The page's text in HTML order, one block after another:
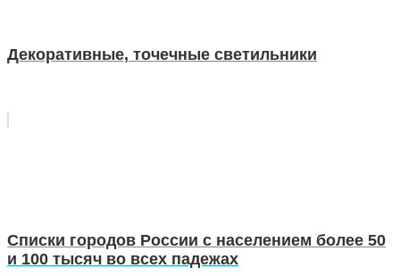
Декоративные, точечные светильники
Списки городов России с населением более 50
и 100 тысяч во всех падежах